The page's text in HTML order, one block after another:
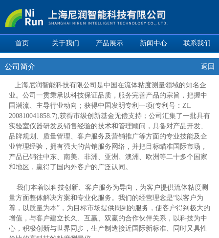
首页 关于我们 产品展示 新闻中心 联系我们
公司简介 返回
上海尼润智能科技有限公司是中国在流体粘度测量领域的知名企
业。公司一贯秉承以科技保证品质，服务完善产品的宗旨，把握中
国潮流、主导行业动向；获得中国发明专利一项(专利号：ZL
200810041858.7),获得市级创新基金无偿支持；公司汇集了一批具有
实验室仪器研发及销售经验的技术和管理顾问，具备对产品开发、
品牌规划、质量管理、客户服务及营销推广等方面的专业技能及企
业管理经验，拥有强大的营销服务网络，并把目标瞄准国际市场，
产品已销往中东、南美、非洲、亚洲、澳洲、欧洲等二十多个国家
和地区，赢得了国内外客户的广泛认同。
我们本着以科技创新、客户服务为导向，为客户提供流体粘度测
量方面整体解决方案和专业化服务。我们的经营理念是“以客户为
尊，以质量为本”，为目标市场提供周到的服务，使客户得到极大的
增值，与客户建立长久、互赢、双赢的合作伙伴关系，以科技为中
心，积极创新与世界同步，生产制造接近国际新标准、同时又具性